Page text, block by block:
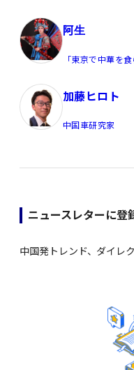
阿生
「東京で中華を食
加藤ヒロト
中国車研究家
ニュースレターに登
中国発トレンド、ダイレク